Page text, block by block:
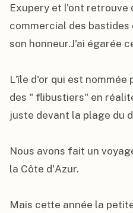
Exupery et l'ont retrouve
commercial des
son honneur.J'ai égarée
L'île d'or qui est nommée
des " flibustiers" en
juste devant la plage du
Nous avons fait un
la Côte d'Azur.
Mais cette année la